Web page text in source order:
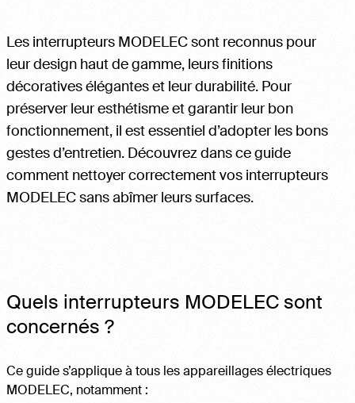
Les interrupteurs MODELEC sont reconnus pour
leur design haut de gamme, leurs finitions
décoratives élégantes et leur durabilité. Pour
préserver leur esthétisme et garantir leur bon
fonctionnement, il est essentiel d’adopter les bons
gestes d’entretien. Découvrez dans ce guide
comment nettoyer correctement vos interrupteurs
MODELEC sans abîmer leurs surfaces.
Quels interrupteurs MODELEC sont
concernés ?
Ce guide s’applique à tous les appareillages électriques
MODELEC, notamment :